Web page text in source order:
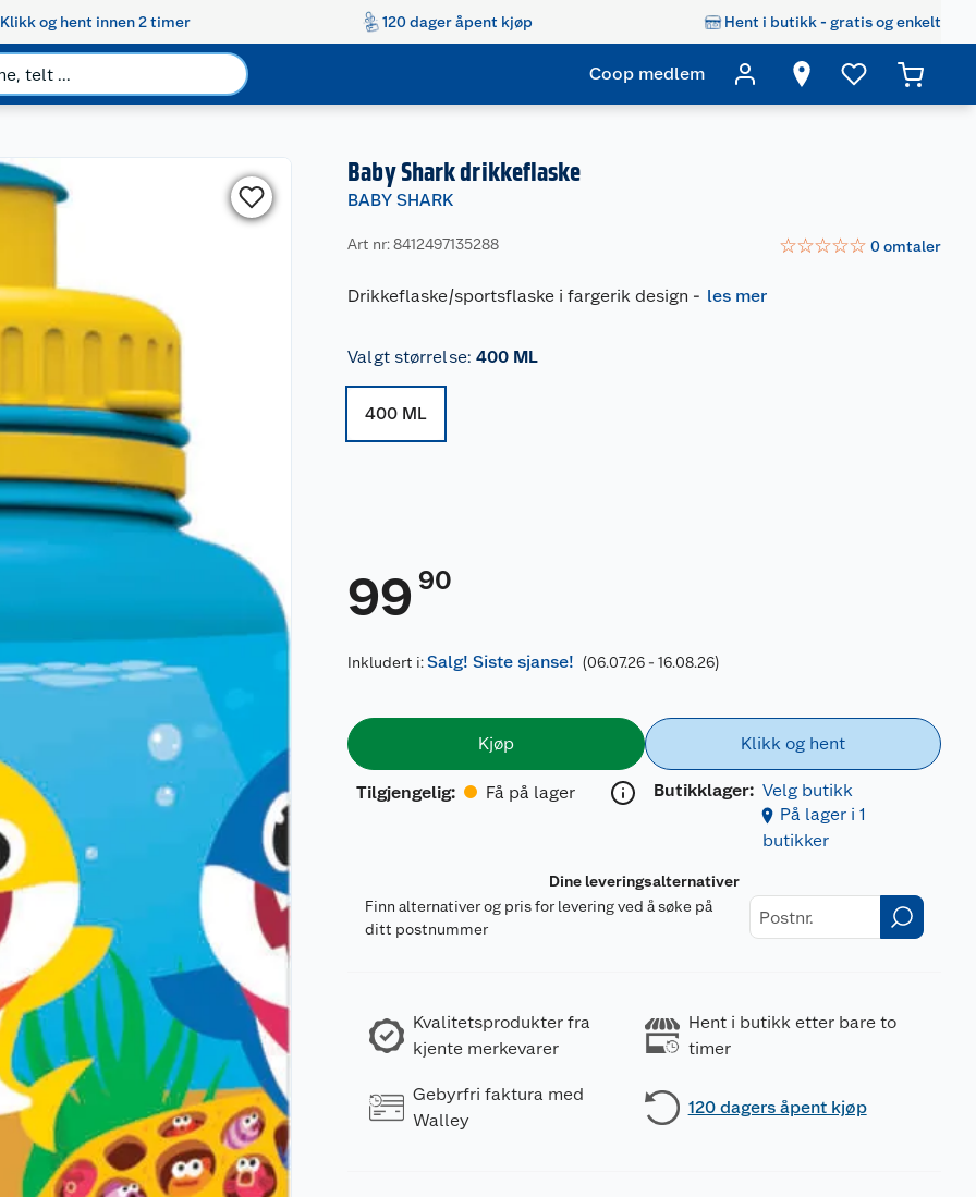
Klikk og hent innen 2 timer 120 dager åpent kjøp Hent i butikk - gratis og enkelt
Coop medlem
Baby Shark drikkeflaske
BABY SHARK
Art nr: 8412497135288 ☆☆☆☆☆ 0omtaler
Drikkeflaske/sportsflaske i fargerik design - les mer
Valgt størrelse: 400 ML
400 ML
99 90
Inkludert i:Salg! Siste sjanse! (06.07.26 - 16.08.26)
Kjøp
Tilgjengelig: Få på lager
Klikk og hent
Butikklager: Velg butikk
På lager i 1
butikker
Dine leveringsalternativer
Finn alternativer og pris for levering ved å søke på
ditt postnummer
Kvalitetsprodukter fra
kjente merkevarer
Hent i butikk etter bare to
timer
Gebyrfri faktura med
Walley
120 dagers åpent kjøp